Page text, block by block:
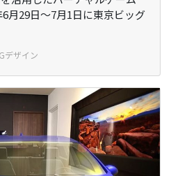
月29日～7月1日に東京ビッグ
デザイン